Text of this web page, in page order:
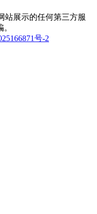
站展示的任何第三方服
号-2